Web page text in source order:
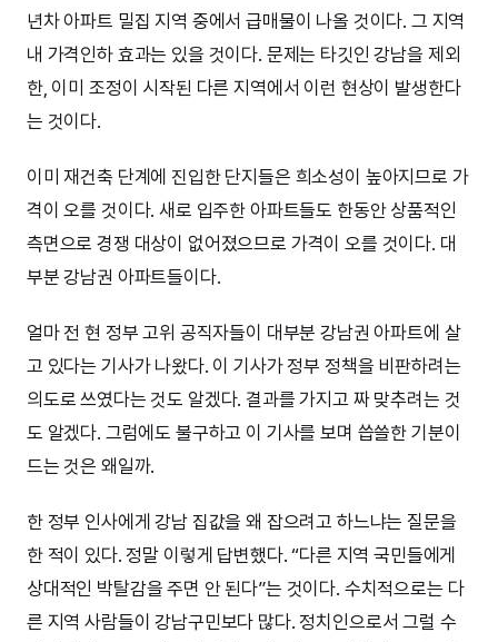
년차 아파트 밀집 지역 중에서 급매물이 나올 것이다. 그 지역
내 가격인하 효과는 있을 것이다. 문제는 타깃인 강남을 제외
한, 이미 조정이 시작된 다른 지역에서 이런 현상이 발생한다
는 것이다.
이미 재건축 단계에 진입한 단지들은 희소성이 높아지므로 가
격이 오를 것이다. 새로 입주한 아파트들도 한동안 상품적인
측면으로 경쟁 대상이 없어졌으므로 가격이 오를 것이다. 대
부분 강남권 아파트들이다.
얼마 전 현 정부 고위 공직자들이 대부분 강남권 아파트에 살
고 있다는 기사가 나왔다. 이 기사가 정부 정책을 비판하려는
의도로 쓰였다는 것도 알겠다. 결과를 가지고 짜 맞추려는 것
도 알겠다. 그럼에도 불구하고 이 기사를 보며 씁쓸한 기분이
드는 것은 왜일까.
한 정부 인사에게 강남 집값을 왜 잡으려고 하느냐는 질문을
한 적이 있다. 정말 이렇게 답변했다. “다른 지역 국민들에게
상대적인 박탈감을 주면 안 된다”는 것이다. 수치적으로는 다
른 지역 사람들이 강남구민보다 많다. 정치인으로서 그럴 수